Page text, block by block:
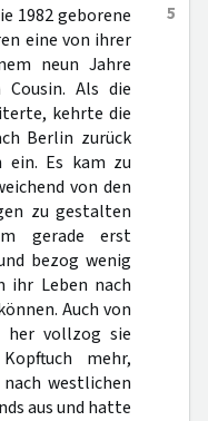
5
1982 geborene
eine von ihrer
neun Jahre
Als die
kehrte die
Berlin zurück
Es kam zu
von den
zu gestalten
gerade erst
bezog wenig
ihr Leben nach
Auch von
her vollzog sie
mehr,
westlichen
aus und hatte